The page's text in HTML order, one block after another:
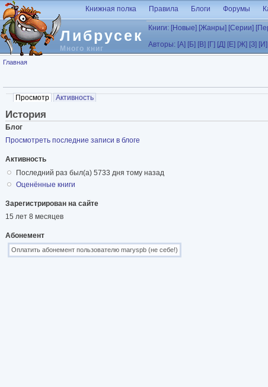
Перейти к основному содержанию
Либрусек
Много книг
Книжная полка Правила Блоги Форумы
Книги: [Новые] [Жанры] [Серии]
Авторы: [А] [Б] [В] [Г] [Д] [Е] [Ж] [З] [И]
Вы здесь
Главная
Главные вкладки
Просмотр (активная вкладка)
Активность
История
Блог
Просмотреть последние записи в блоге
Активность
Последний раз был(а) 5733 дня тому назад
Оценённые книги
Зарегистрирован на сайте
15 лет 8 месяцев
Абонемент